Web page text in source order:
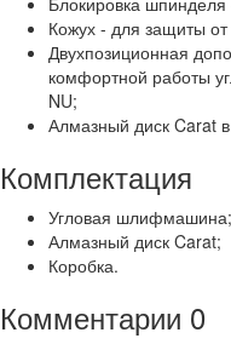
Кожух - для защиты
Двухпозиционная
комфортной работы
NU;
Алмазный диск Carat
Комплектация
Угловая шлифмашина;
Алмазный диск Carat;
Коробка.
Комментарии 0